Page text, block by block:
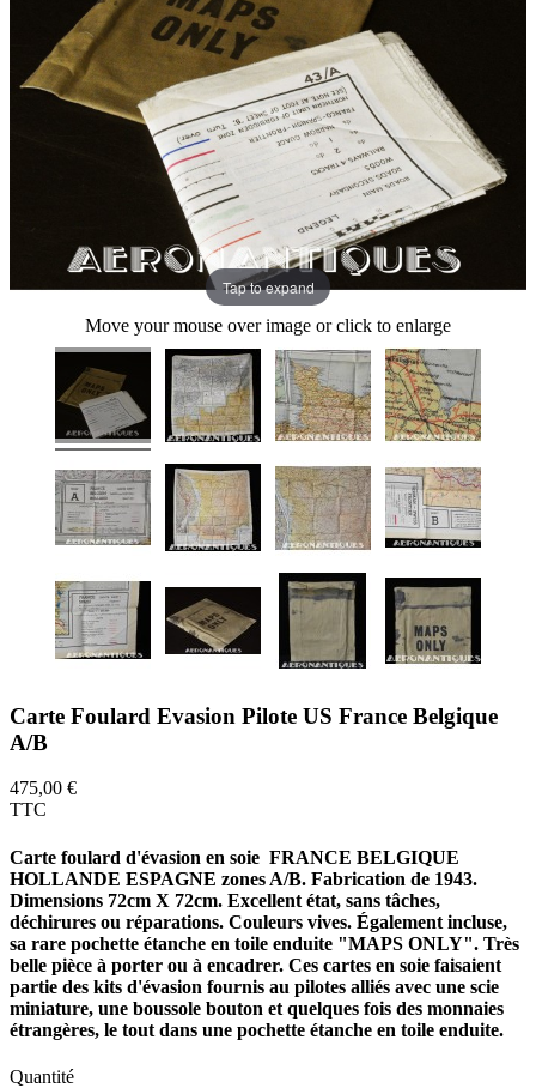
Tap to expand
Move your mouse over image or click to enlarge
Carte Foulard Evasion Pilote US France Belgique
A/B
475,00 €
TTC
Carte foulard d'évasion en soie FRANCE BELGIQUE
HOLLANDE ESPAGNE zones A/B. Fabrication de 1943.
Dimensions 72cm X 72cm. Excellent état, sans tâches,
déchirures ou réparations. Couleurs vives. Également incluse,
sa rare pochette étanche en toile enduite "MAPS ONLY". Très
belle pièce à porter ou à encadrer. Ces cartes en soie faisaient
partie des kits d'évasion fournis au pilotes alliés avec une scie
miniature, une boussole bouton et quelques fois des monnaies
étrangères, le tout dans une pochette étanche en toile enduite.
Quantité